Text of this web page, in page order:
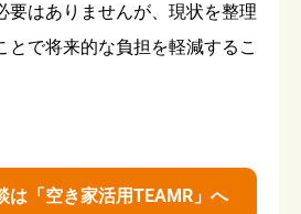
要はありませんが、現状を整理
とで将来的な負担を軽減するこ
は「空き家活用TEAMR」へ